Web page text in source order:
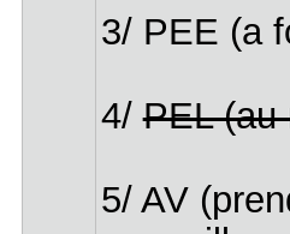
3/ PEE (a
4/PEL (au
5/ AV